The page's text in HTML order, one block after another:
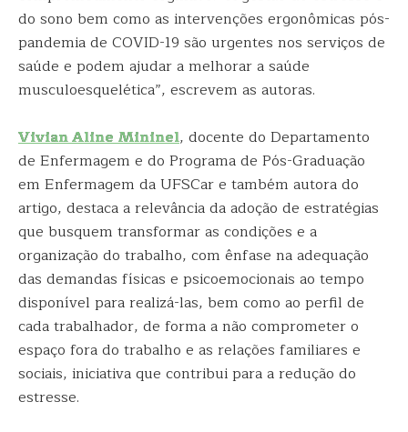
do sono bem como as intervenções ergonômicas pós-
pandemia de COVID-19 são urgentes nos serviços de
saúde e podem ajudar a melhorar a saúde
musculoesquelética”, escrevem as autoras.
Vivian Aline Mininel, docente do Departamento
de Enfermagem e do Programa de Pós-Graduação
em Enfermagem da UFSCar e também autora do
artigo, destaca a relevância da adoção de estratégias
que busquem transformar as condições e a
organização do trabalho, com ênfase na adequação
das demandas físicas e psicoemocionais ao tempo
disponível para realizá-las, bem como ao perfil de
cada trabalhador, de forma a não comprometer o
espaço fora do trabalho e as relações familiares e
sociais, iniciativa que contribui para a redução do
estresse.